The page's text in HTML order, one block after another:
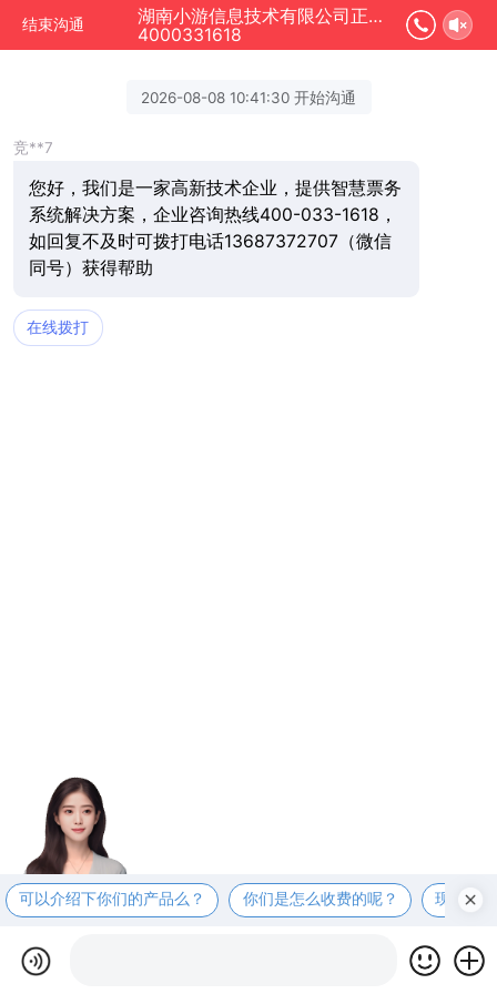
结束沟通
湖南小游信息技术有限公司正在为您服务
4000331618
2026-08-08 10:41:30 开始沟通
竞**7
您好，我们是一家高新技术企业，提供智慧票务
系统解决方案，企业咨询热线400-033-1618，
如回复不及时可拨打电话13687372707（微信
同号）获得帮助
在线拨打
可以介绍下你们的产品么？ 你们是怎么收费的呢？ 现在有